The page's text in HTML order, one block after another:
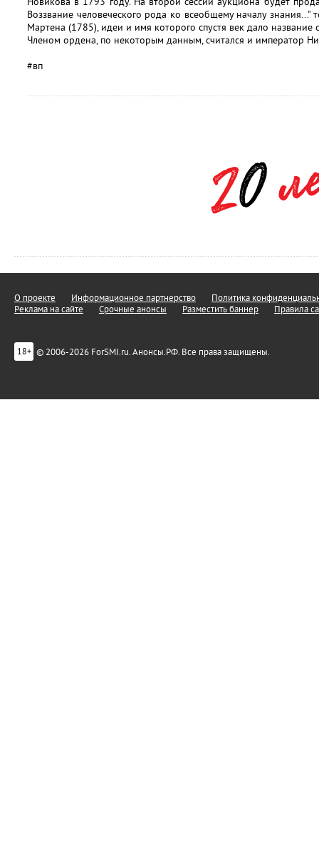
Воззвание человеческого рода ко всеобщему началу знания..."
Мартена (1785), идеи и имя которого спустя век дало название
Членом ордена, по некоторым данным, считался и император
#вп
О проекте Информационное партнерство
Политика
Реклама на сайте
Срочные анонсы Разместить баннер Правила
18+ © 2006-2026 ForSMI.ru. Анонсы.РФ. Все права защищены.